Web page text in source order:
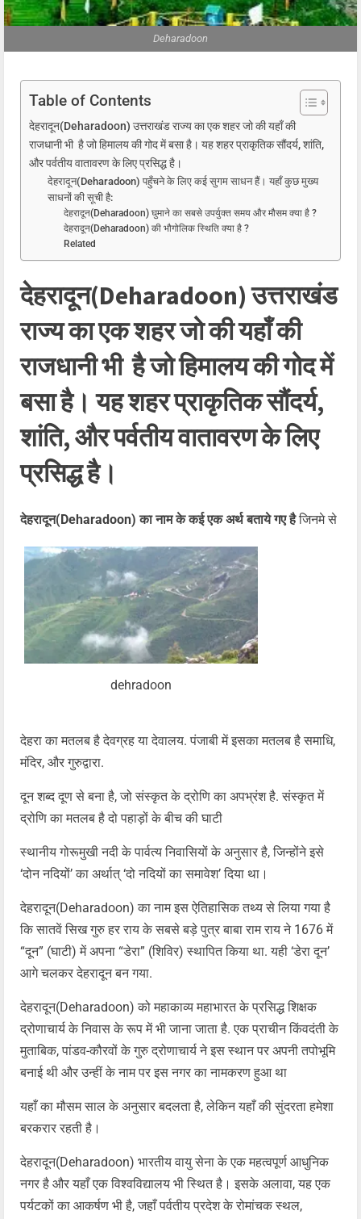
Deharadoon
Table of Contents
देहरादून(Deharadoon) उत्तराखंड राज्य का एक शहर जो की यहाँ की
राजधानी भी है जो हिमालय की गोद में बसा है। यह शहर प्राकृतिक सौंदर्य, शांति,
और पर्वतीय वातावरण के लिए प्रसिद्ध है।
देहरादून(Deharadoon) पहुँचने के लिए कई सुगम साधन हैं। यहाँ कुछ मुख्य
साधनों की सूची है:
देहरादून(Deharadoon) घुमाने का सबसे उपर्युक्त समय और मौसम क्या है ?
देहरादून(Deharadoon) की भौगोलिक स्थिति क्या है ?
Related
देहरादून(Deharadoon) उत्तराखंड
राज्य का एक शहर जो की यहाँ की
राजधानी भी है जो हिमालय की गोद में
बसा है। यह शहर प्राकृतिक सौंदर्य,
शांति, और पर्वतीय वातावरण के लिए
प्रसिद्ध है।
देहरादून(Deharadoon) का नाम के कई एक अर्थ बताये गए हैजिनमे से
dehradoon
देहरा का मतलब है देवग्रह या देवालय. पंजाबी में इसका मतलब है समाधि,
मंदिर, और गुरुद्वारा.
दून शब्द दूण से बना है, जो संस्कृत के द्रोणि का अपभ्रंश है. संस्कृत में
द्रोणि का मतलब है दो पहाड़ों के बीच की घाटी
स्थानीय गोरूमुखी नदी के पार्वत्य निवासियों के अनुसार है, जिन्होंने इसे
‘दोन नदियों’ का अर्थात् ‘दो नदियों का समावेश’ दिया था।
देहरादून(Deharadoon) का नाम इस ऐतिहासिक तथ्य से लिया गया है
कि सातवें सिख गुरु हर राय के सबसे बड़े पुत्र बाबा राम राय ने 1676 में
“दून” (घाटी) में अपना “डेरा” (शिविर) स्थापित किया था. यही ‘डेरा दून’
आगे चलकर देहरादून बन गया.
देहरादून(Deharadoon) को महाकाव्य महाभारत के प्रसिद्ध शिक्षक
द्रोणाचार्य के निवास के रूप में भी जाना जाता है.एक प्राचीन किंवदंती के
मुताबिक, पांडव-कौरवों के गुरु द्रोणाचार्य ने इस स्थान पर अपनी तपोभूमि
बनाई थी और उन्हीं के नाम पर इस नगर का नामकरण हुआ था
यहाँ का मौसम साल के अनुसार बदलता है, लेकिन यहाँ की सुंदरता हमेशा
बरकरार रहती है।
देहरादून(Deharadoon) भारतीय वायु सेना के एक महत्वपूर्ण आधुनिक
नगर है और यहाँ एक विश्वविद्यालय भी स्थित है। इसके अलावा, यह एक
पर्यटकों का आकर्षण भी है, जहाँ पर्वतीय प्रदेश के रोमांचक स्थल,